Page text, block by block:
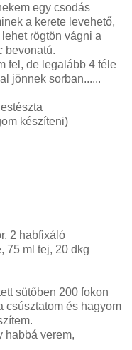
egy csodás
a kerete levehető,
rögtön vágni a
bevonatú.
fel, de legalább 4 féle
jönnek sorban......
készíteni)
2 habfixáló
75 ml tej, 20 dkg
sütőben 200 fokon
csúsztatom és hagyom
habbá verem,